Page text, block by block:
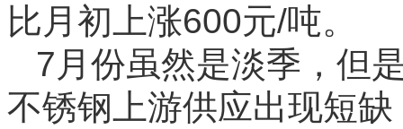
比月初上涨600元/吨。
7月份虽然是淡季，但
不锈钢上游供应出现短